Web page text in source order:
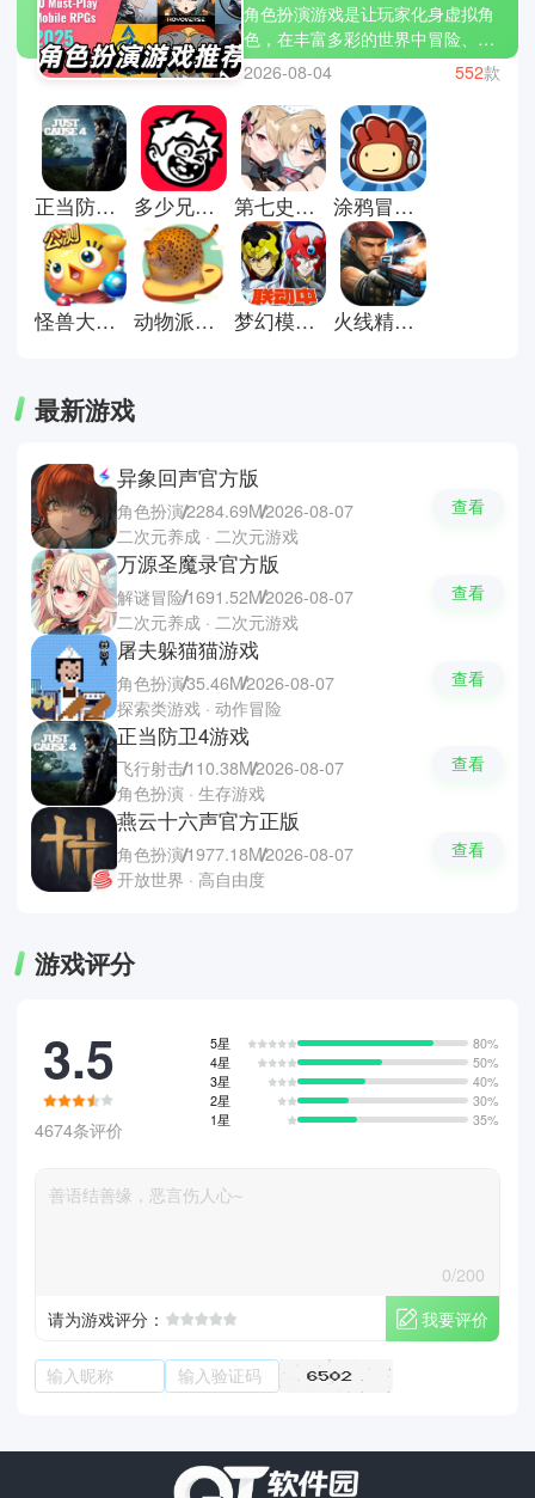
角色扮演游戏是让玩家化身虚拟角
色，在丰富多彩的世界中冒险、成
长和探索的游戏类型，例如最终幻
想、巫师3狂猎、原神等。你可以
通过完成任务、培养技能、收集装
备，与各种NPC互动或挑战强大敌
人，在游戏中书写属于自己的故
事。每一次冒险都是智力与操作的
双重考验，策略、战斗、剧情交
织，让你在虚拟世界中自由驰骋。
立即下载角色扮演游戏大全，开启
你的英雄旅程，感受属于你的奇幻
冒险！
2026-08-04 552款
正当防卫4游戏 多少兄弟手游 第七史诗国际服 涂鸦冒险家安卓版
怪兽大作战正版 动物派对手机版 梦幻模拟战官方版 火线精英官方版
最新游戏
异象回声官方版
角色扮演2284.69M2026-08-07
二次元养成 · 二次元游戏
查看
万源圣魔录官方版
解谜冒险1691.52M2026-08-07
二次元养成 · 二次元游戏
查看
屠夫躲猫猫游戏
角色扮演35.46M2026-08-07
探索类游戏 · 动作冒险
查看
正当防卫4游戏
飞行射击110.38M2026-08-07
角色扮演 · 生存游戏
查看
燕云十六声官方正版
角色扮演1977.18M2026-08-07
开放世界 · 高自由度
查看
游戏评分
3.5
4674条评价
5星
80%
4星
50%
3星
40%
2星
30%
1星
35%
0/200
请为游戏评分：
我要评价